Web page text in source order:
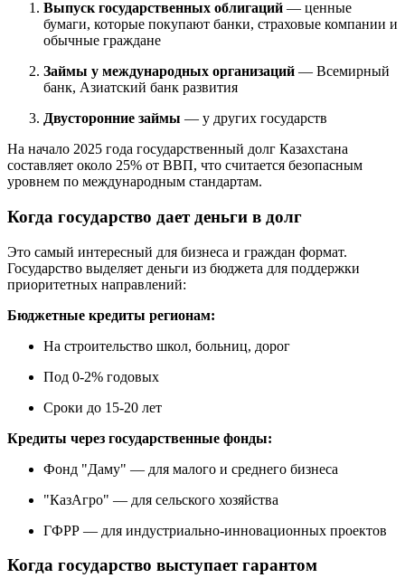
Выпуск государственных облигаций — ценные
бумаги, которые покупают банки, страховые компании и
обычные граждане
Займы у международных организаций — Всемирный
банк, Азиатский банк развития
Двусторонние займы — у других государств
На начало 2025 года государственный долг Казахстана
составляет около 25% от ВВП, что считается безопасным
уровнем по международным стандартам.
Когда государство дает деньги в долг
Это самый интересный для бизнеса и граждан формат.
Государство выделяет деньги из бюджета для поддержки
приоритетных направлений:
Бюджетные кредиты регионам:
На строительство школ, больниц, дорог
Под 0-2% годовых
Сроки до 15-20 лет
Кредиты через государственные фонды:
Фонд "Даму" — для малого и среднего бизнеса
"КазАгро" — для сельского хозяйства
ГФРР — для индустриально-инновационных проектов
Когда государство выступает гарантом